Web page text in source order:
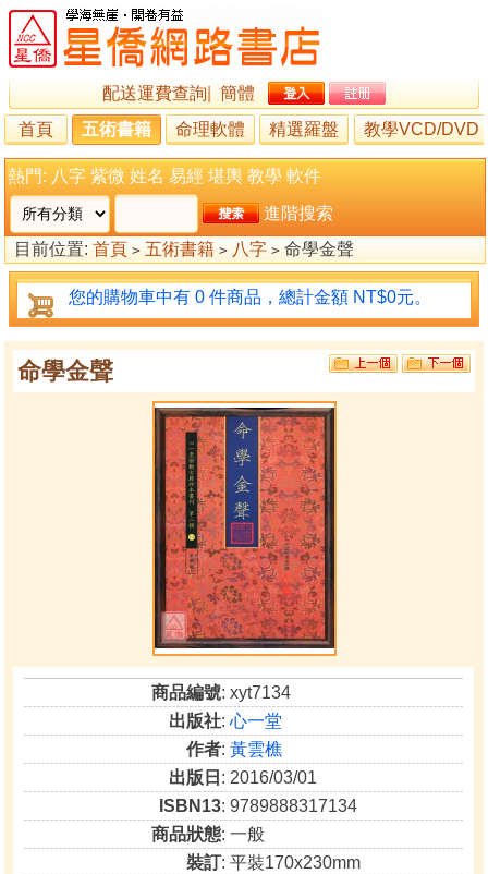
配送運費查詢
簡體
首頁
五術書籍 命理軟體 精選羅盤 教學VCD/DVD
熱門: 八字 紫微 姓名 易經 堪輿 教學 軟件
進階搜索
目前位置: 首頁 > 五術書籍 > 八字 > 命學金聲
您的購物車中有 0 件商品，總計金額 NT$0元。
命學金聲
商品編號: xyt7134
出版社:心一堂
作者:黃雲樵
出版日 : 2016/03/01
ISBN13: 9789888317134
商品狀態: 一般
裝訂: 平裝170x230mm